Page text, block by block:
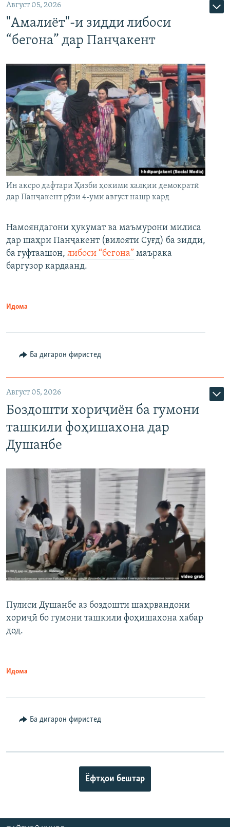
Август 05, 2026
"Амалиёт"-и зидди либоси
“бегона” дар Панҷакент
Ин аксро дафтари Ҳизби ҳокими халқии демократӣ
дар Панҷакент рӯзи 4-уми август нашр кард
Намояндагони ҳукумат ва маъмурони милиса
дар шаҳри Панҷакент (вилояти Суғд) ба зидди,
ба гуфтаашон, либоси “бегона” маърака
баргузор кардаанд.
Идома
Ба дигарон фиристед
Август 05, 2026
Боздошти хориҷиён ба гумони
ташкили фоҳишахона дар
Душанбе
Пулиси Душанбе аз боздошти шаҳрвандони
хориҷӣ бо гумони ташкили фоҳишахона хабар
дод.
Идома
Ба дигарон фиристед
Ёфтҳои бештар